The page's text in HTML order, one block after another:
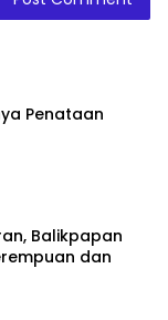
Penataan
Balikpapan
dan